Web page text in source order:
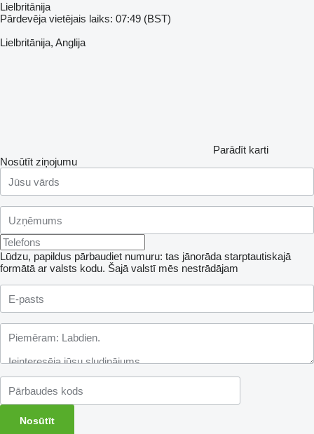
Lielbritānija
Pārdevēja vietējais laiks: 07:49 (BST)
Lielbritānija, Anglija
Parādīt karti
Nosūtīt ziņojumu
Lūdzu, papildus pārbaudiet numuru: tas jānorāda starptautiskajā
formātā ar valsts kodu. Šajā valstī mēs nestrādājam